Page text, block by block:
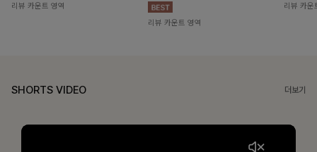
리뷰 카운트 영역
리뷰 카운트 영역
리뷰 카운
SHORTS VIDEO 더보기